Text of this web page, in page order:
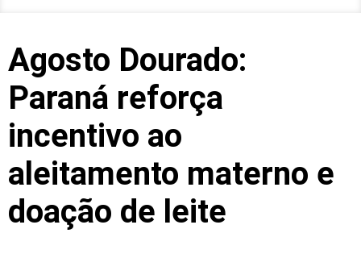
Agosto Dourado:
Paraná reforça
incentivo ao
aleitamento materno e
doação de leite